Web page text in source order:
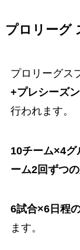
プロリーグ
プロリーグス
+プレシーズ
行われます。
10チーム×4グ
ーム2回ずつ
6試合×6日程
ます。